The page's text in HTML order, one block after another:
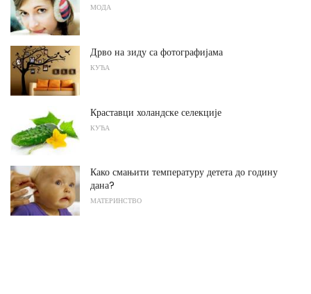
МОДА
Дрво на зиду са фотографијама
КУЋА
Краставци холандске селекције
КУЋА
Како смањити температуру детета до годину
дана?
МАТЕРИНСТВО